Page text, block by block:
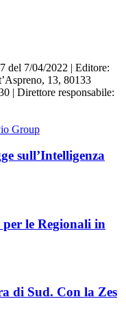
del 7/04/2022 | Editore:
13, 80133
| Direttore responsabile:
sull’Intelligenza
le Regionali in
di Sud. Con la Zes